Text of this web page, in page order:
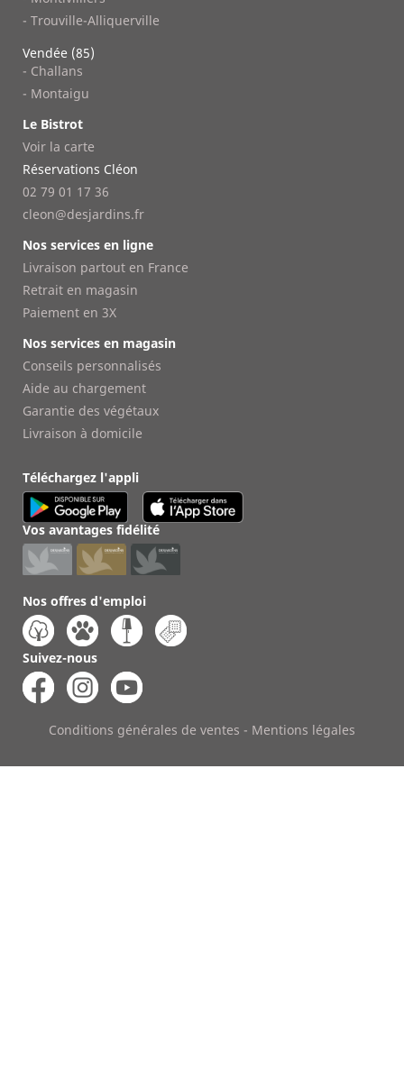
- Trouville-Alliquerville
Vendée (85)
- Challans
- Montaigu
Le Bistrot
Voir la carte
Réservations Cléon
02 79 01 17 36
cleon@desjardins.fr
Nos services en ligne
Livraison partout en France
Retrait en magasin
Paiement en 3X
Nos services en magasin
Conseils personnalisés
Aide au chargement
Garantie des végétaux
Livraison à domicile
Téléchargez l'appli
Vos avantages fidélité
Nos offres d'emploi
Suivez-nous
Conditions générales de ventes - Mentions légales